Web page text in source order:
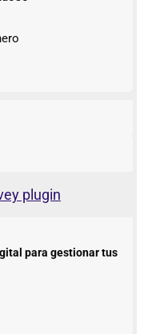
plugin
para gestionar tus